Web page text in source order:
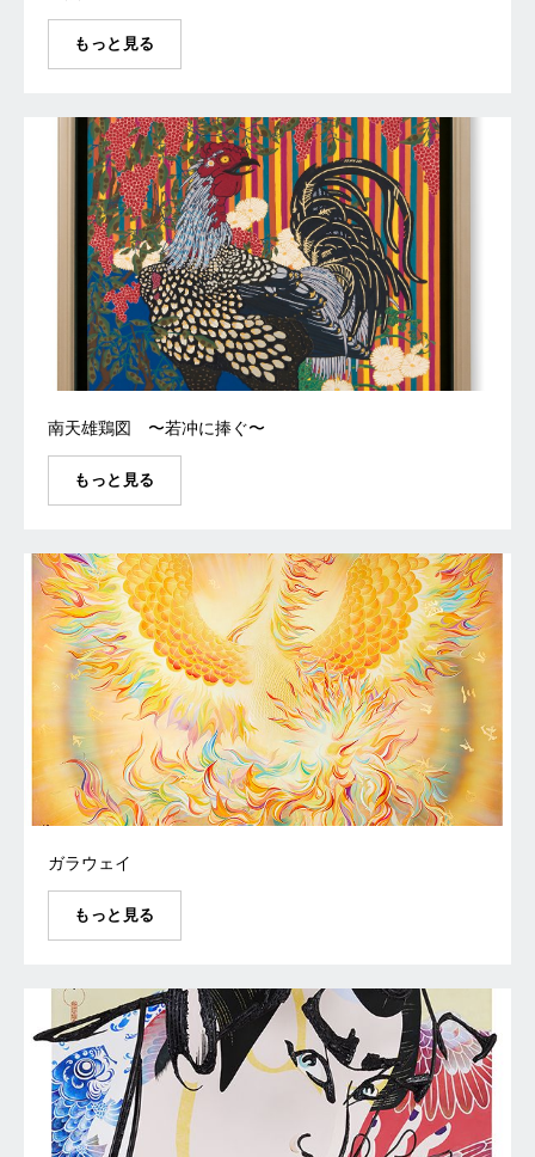
もっと見る
南天雄鶏図 〜若冲に捧ぐ〜
もっと見る
ガラウェイ
もっと見る